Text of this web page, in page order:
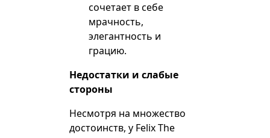
сочетает в себе
мрачность,
элегантность и
грацию.
Недостатки и слабые
стороны
Несмотря на множество
достоинств, у Felix The